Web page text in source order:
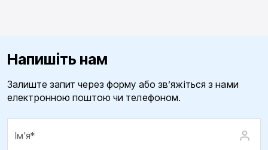
Напишіть нам
Залиште запит через форму або зв’яжіться з нами
електронною поштою чи телефоном.